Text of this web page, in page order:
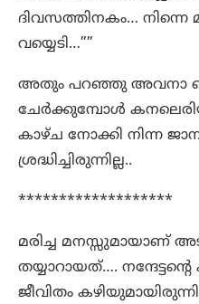
ദിവസത്തിനകം… നിന്നെ
വയ്യെടി…””
അതും പറഞ്ഞു അവനാ
ചേർക്കുമ്പോൾ
കാഴ്ച നോക്കി നിന്ന
ശ്രദ്ധിച്ചിരുന്നില്ല..
*******************
മരിച്ച മനസ്സുമായാണ്
തയ്യാറായത്….
ജീവിതം